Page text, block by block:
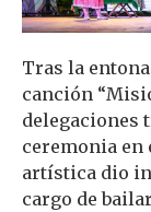
Tras la
canción
delegaciones
ceremonia en
artística dio
cargo de